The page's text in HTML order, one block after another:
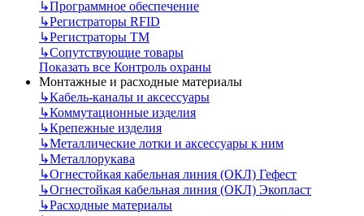
↳Программное обеспечение
↳Регистраторы RFID
↳Регистраторы ТМ
↳Сопутствующие товары
Показать все Контроль охраны
Монтажные и расходные материалы
↳Кабель-каналы и аксессуары
↳Коммутационные изделия
↳Крепежные изделия
↳Металлические лотки и аксессуары к ним
↳Металлорукава
↳Огнестойкая кабельная линия (ОКЛ) Гефест
↳Огнестойкая кабельная линия (ОКЛ) Экопласт
↳Расходные материалы